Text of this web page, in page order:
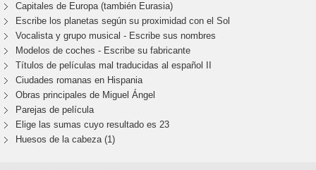
Capitales de Europa (también Eurasia)
Escribe los planetas según su proximidad con el Sol
Vocalista y grupo musical - Escribe sus nombres
Modelos de coches - Escribe su fabricante
Títulos de películas mal traducidas al español II
Ciudades romanas en Hispania
Obras principales de Miguel Ángel
Parejas de película
Elige las sumas cuyo resultado es 23
Huesos de la cabeza (1)